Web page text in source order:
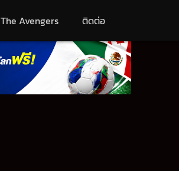
The Avengers ติดต่อ